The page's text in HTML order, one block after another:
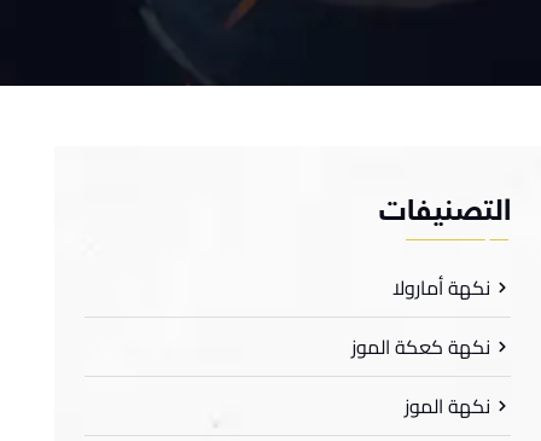
نكهة أمارولا
نكهة كعكة الموز
نكهة الموز